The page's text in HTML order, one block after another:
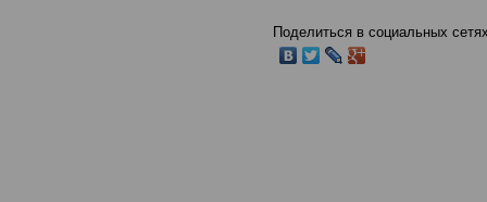
Поделиться в социальных